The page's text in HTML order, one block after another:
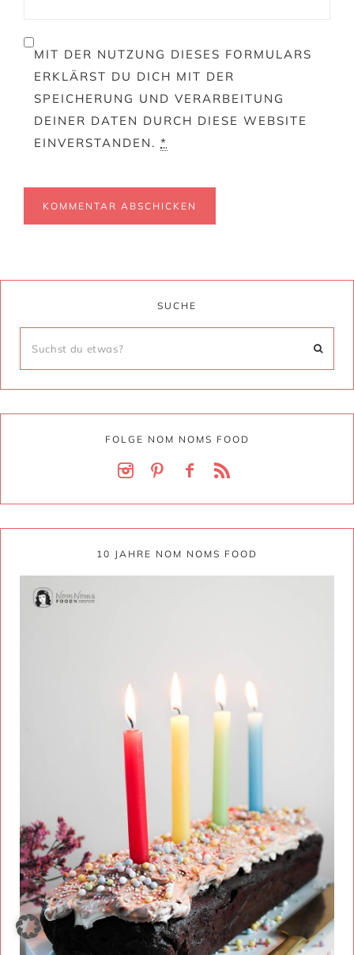
MIT DER NUTZUNG DIESES FORMULARS
ERKLÄRST DU DICH MIT DER
SPEICHERUNG UND VERARBEITUNG
DEINER DATEN DURCH DIESE WEBSITE
EINVERSTANDEN. *
SUCHE
FOLGE NOM NOMS FOOD
10 JAHRE NOM NOMS FOOD